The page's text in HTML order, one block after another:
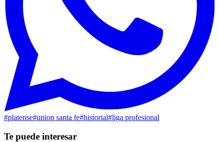
#platense#union santa fe#historial#liga profesional
Te puede interesar